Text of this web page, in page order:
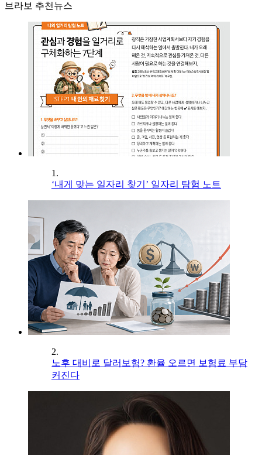
브라보 추천뉴스
1.
‘내게 맞는 일자리 찾기’ 일자리 탐험 노트
2.
노후 대비로 달러보험? 환율 오르면 보험료 부담
커진다